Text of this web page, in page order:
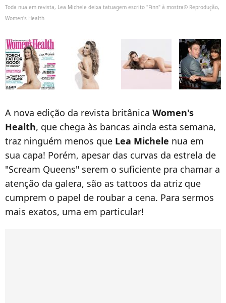
Toda nua em revista, Lea Michele deixa tatuagem escrito "Finn" à mostra© Reprodução,
Women's Health
A nova edição da revista britânica Women's
Health, que chega às bancas ainda esta semana,
traz ninguém menos que Lea Michele nua em
sua capa! Porém, apesar das curvas da estrela de
"Scream Queens" serem o suficiente pra chamar a
atenção da galera, são as tattoos da atriz que
cumprem o papel de roubar a cena. Para sermos
mais exatos, uma em particular!